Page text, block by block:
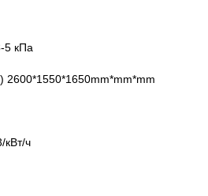
5 кПа
2600*1550*1650mm*mm*mm
кВт/ч